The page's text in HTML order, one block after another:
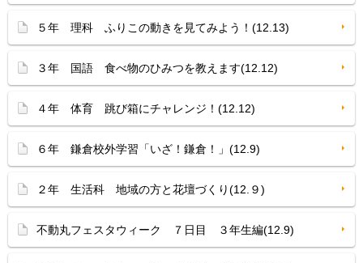
５年 理科 ふりこの動きを見てみよう！(12.13)
３年 国語 食べ物のひみつを教えます(12.12)
４年 体育 跳び箱にチャレンジ！(12.12)
６年 鎌倉校外学習「いざ！鎌倉！」(12.9)
２年 生活科 地域の方と花壇づくり(12.９)
不動丸フェスタウィーク ７日目 ３年生編(12.9)